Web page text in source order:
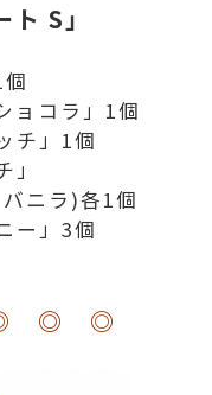
S」
個
コラ」1個
」1個
ラ)各1個
」3個
◎ ◎